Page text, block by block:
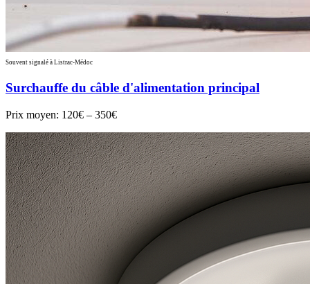
Souvent signalé à Listrac-Médoc
Surchauffe du câble d'alimentation principal
Prix moyen: 120€ – 350€